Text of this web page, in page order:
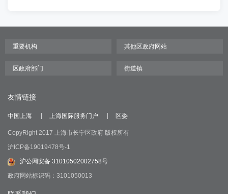
友情链接
中国上海 上海国际服务门户 区委
CopyRight 2017 上海市长宁区政府 版权所有
沪ICP备19019478号-1
沪公网安备 31010502002758号
政府网站标识码：3101050013